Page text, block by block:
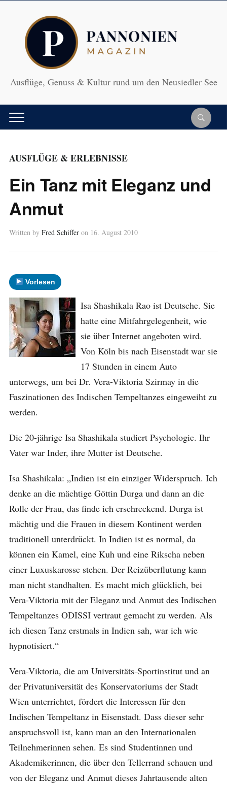
Ausflüge, Genuss & Kultur rund um den Neusiedler See
AUSFLÜGE & ERLEBNISSE
Ein Tanz mit Eleganz und
Anmut
Written by Fred Schiffer on 16. August 2010
Vorlesen
Isa Shashikala Rao ist Deutsche. Sie
hatte eine Mitfahrgelegenheit, wie
sie über Internet angeboten wird.
Von Köln bis nach Eisenstadt war sie
17 Stunden in einem Auto
unterwegs, um bei Dr. Vera-Viktoria Szirmay in die
Faszinationen des Indischen Tempeltanzes eingeweiht zu
werden.
Die 20-jährige Isa Shashikala studiert Psychologie. Ihr
Vater war Inder, ihre Mutter ist Deutsche.
Isa Shashikala: „Indien ist ein einziger Widerspruch. Ich
denke an die mächtige Göttin Durga und dann an die
Rolle der Frau, das finde ich erschreckend. Durga ist
mächtig und die Frauen in diesem Kontinent werden
traditionell unterdrückt. In Indien ist es normal, da
können ein Kamel, eine Kuh und eine Rikscha neben
einer Luxuskarosse stehen. Der Reizüberflutung kann
man nicht standhalten. Es macht mich glücklich, bei
Vera-Viktoria mit der Eleganz und Anmut des Indischen
Tempeltanzes ODISSI vertraut gemacht zu werden. Als
ich diesen Tanz erstmals in Indien sah, war ich wie
hypnotisiert.“
Vera-Viktoria, die am Universitäts-Sportinstitut und an
der Privatuniversität des Konservatoriums der Stadt
Wien unterrichtet, fördert die Interessen für den
Indischen Tempeltanz in Eisenstadt. Dass dieser sehr
anspruchsvoll ist, kann man an den Internationalen
Teilnehmerinnen sehen. Es sind Studentinnen und
Akademikerinnen, die über den Tellerrand schauen und
von der Eleganz und Anmut dieses Jahrtausende alten